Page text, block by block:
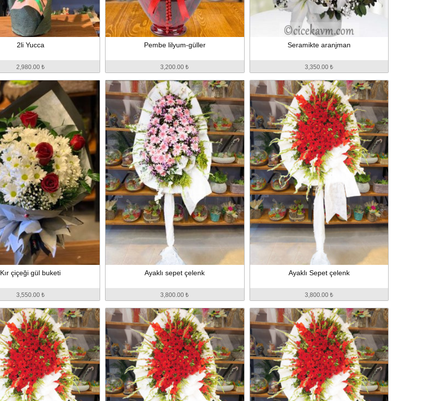
2li Yucca
2,980.00 ₺
Pembe lilyum-güller
3,200.00 ₺
Seramikte aranjman
3,350.00 ₺
Kır çiçeği gül buketi
3,550.00 ₺
Ayaklı sepet çelenk
3,800.00 ₺
Ayaklı Sepet çelenk
3,800.00 ₺